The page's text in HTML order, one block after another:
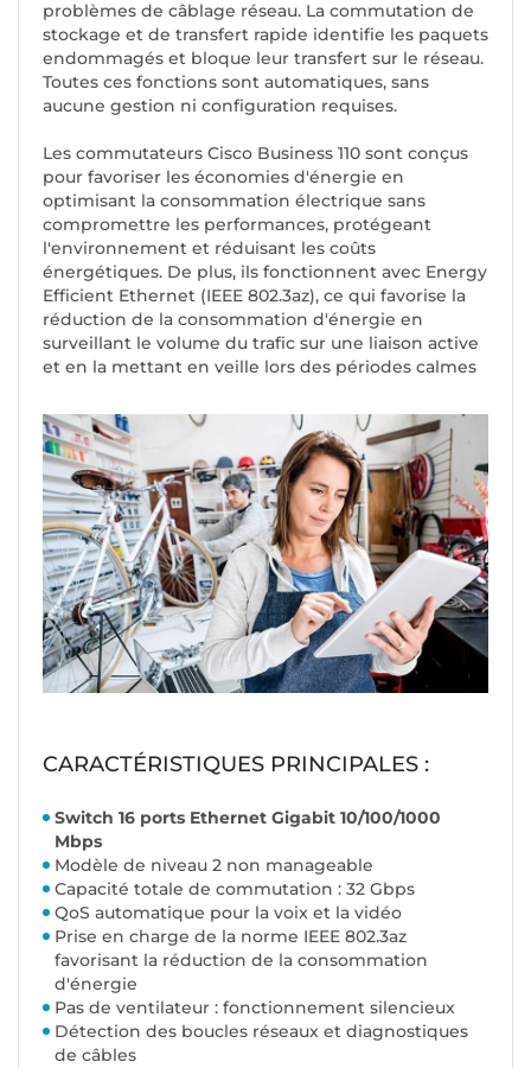
problèmes de câblage réseau. La commutation de
stockage et de transfert rapide identifie les paquets
endommagés et bloque leur transfert sur le réseau.
Toutes ces fonctions sont automatiques, sans
aucune gestion ni configuration requises.
Les commutateurs Cisco Business 110 sont conçus
pour favoriser les économies d'énergie en
optimisant la consommation électrique sans
compromettre les performances, protégeant
l'environnement et réduisant les coûts
énergétiques. De plus, ils fonctionnent avec Energy
Efficient Ethernet (IEEE 802.3az), ce qui favorise la
réduction de la consommation d'énergie en
surveillant le volume du trafic sur une liaison active
et en la mettant en veille lors des périodes calmes
CARACTÉRISTIQUES PRINCIPALES :
Switch 16 ports Ethernet Gigabit 10/100/1000
Mbps
Modèle de niveau 2 non manageable
Capacité totale de commutation : 32 Gbps
QoS automatique pour la voix et la vidéo
Prise en charge de la norme IEEE 802.3az
favorisant la réduction de la consommation
d'énergie
Pas de ventilateur : fonctionnement silencieux
Détection des boucles réseaux et diagnostiques
de câbles